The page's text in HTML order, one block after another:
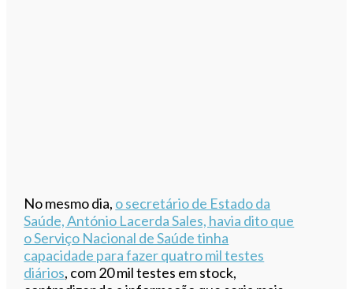
No mesmo dia, o secretário de Estado da
Saúde, António Lacerda Sales, havia dito que
o Serviço Nacional de Saúde tinha
capacidade para fazer quatro mil testes
diários, com 20 mil testes em stock,